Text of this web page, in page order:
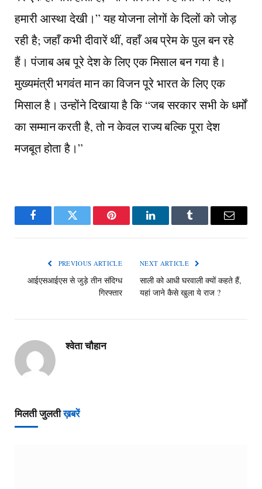
हमारी आस्था देखी।” यह योजना लोगों के दिलों को जोड़
रही है; जहाँ कभी दीवारें थीं, वहाँ अब प्रेम के पुल बन रहे
हैं। पंजाब अब पूरे देश के लिए एक मिसाल बन गया है।
मुख्यमंत्री भगवंत मान का विजन पूरे भारत के लिए एक
मिसाल है। उन्होंने दिखाया है कि “जब सरकार सभी के धर्मों
का सम्मान करती है, तो न केवल राज्य बल्कि पूरा देश
मजबूत होता है।”
FacebookTwitter Pinterest LinkedInTumblr Email
PREVIOUS ARTICLE
आईएसआईएस से जुड़े तीन संदिग्ध
गिरफ्तार
NEXT ARTICLE
साली को आधी घरवाली क्यों कहते हैं,
यहां जाने कैसे खुला ये राज ?
श्वेता चौहान
मिलती जुलतीख़बरें